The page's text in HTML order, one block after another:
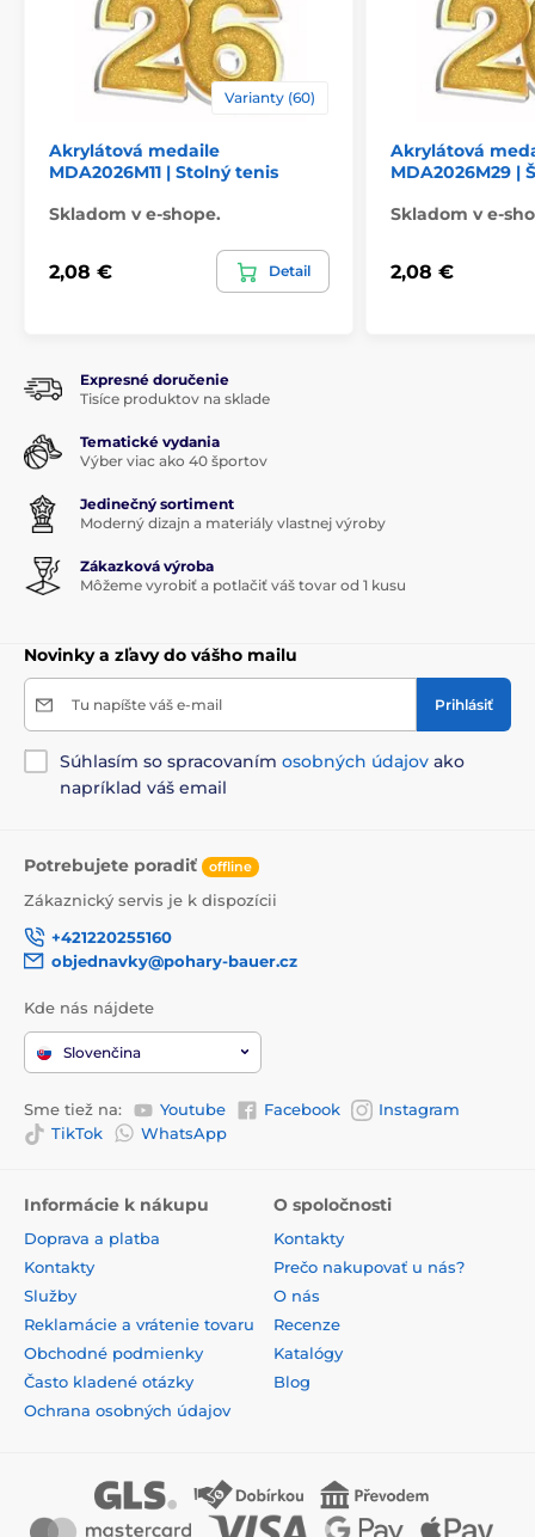
Varianty (60)
Akrylátová medaile
MDA2026M11 | Stolný tenis
Skladom v e-shope.
2,08 € Detail
Akrylátová
MDA2026M29 |
Skladom v e-
2,08 €
Expresné doručenie
Tisíce produktov na sklade
Tematické vydania
Výber viac ako 40 športov
Jedinečný sortiment
Moderný dizajn a materiály vlastnej výroby
Zákazková výroba
Môžeme vyrobiť a potlačiť váš tovar od 1 kusu
Novinky a zľavy do vášho mailu
Tu napíšte váš e-mail Prihlásiť
Súhlasím so spracovaním osobných údajov ako
napríklad váš email
Potrebujete poradiť offline
Zákaznický servis je k dispozícii
+421220255160
objednavky@pohary-bauer.cz
Kde nás nájdete
Slovenčina
Sme tiež na: Youtube Facebook
Instagram
TikTok
WhatsApp
Informácie k nákupu
Doprava a platba
Kontakty
Služby
Reklamácie a vrátenie tovaru
Obchodné podmienky
Často kladené otázky
Ochrana osobných údajov
O spoločnosti
Kontakty
Prečo nakupovať u nás?
O nás
Recenze
Katalógy
Blog